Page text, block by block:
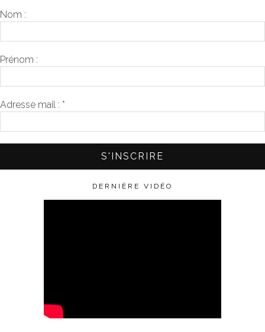
Nom :
Prénom :
Adresse mail : *
DERNIÈRE VIDÉO